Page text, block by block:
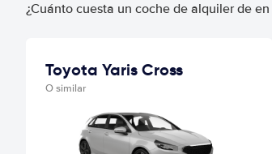
¿Cuánto cuesta un coche de alquiler de
Toyota Yaris Cross
O similar